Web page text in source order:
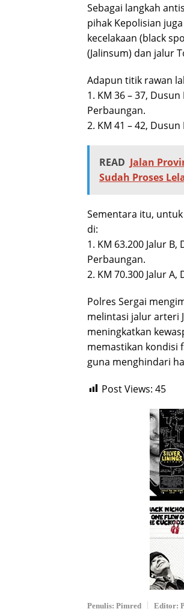
Sebagai langkah
pihak Kepolisian
kecelakaan (black
(Jalinsum) dan jalur
Adapun titik rawan
1. KM 36 – 37,
Perbaungan.
2. KM 41 – 42,
READ Jalan
Sudah Proses
Sementara itu,
di:
1. KM 63.200 Jalur
Perbaungan.
2. KM 70.300 Jalur
Polres Sergai
melintasi jalur arteri
meningkatkan
memastikan kondisi
guna menghindari
Post Views: 45
Penulis: Pimred Editor: